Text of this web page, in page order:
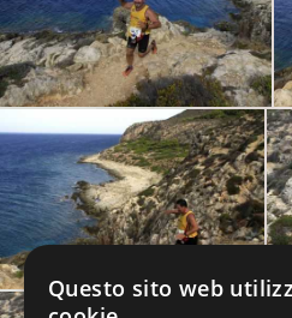
Questo sito web